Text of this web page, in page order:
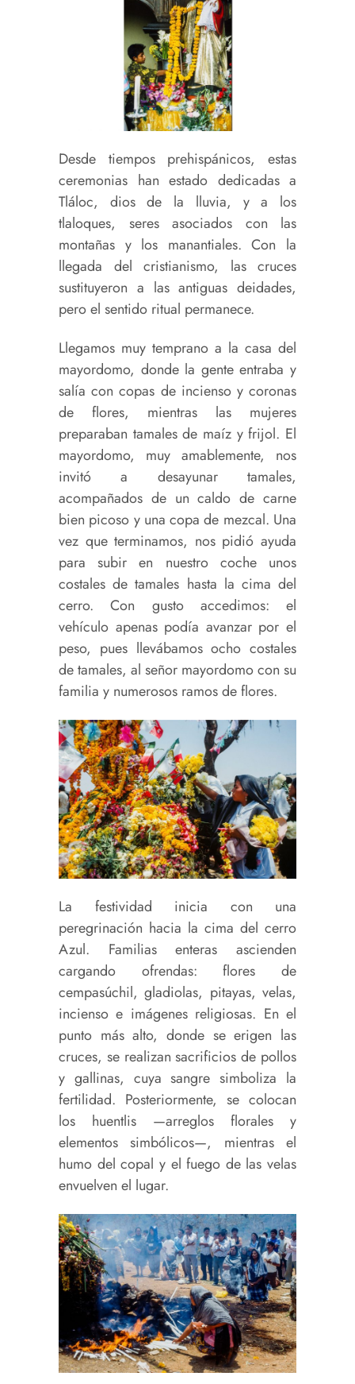
Desde tiempos prehispánicos, estas
ceremonias han estado dedicadas a
Tláloc, dios de la lluvia, y a los
tlaloques, seres asociados con las
montañas y los manantiales. Con la
llegada del cristianismo, las cruces
sustituyeron a las antiguas deidades,
pero el sentido ritual permanece.
Llegamos muy temprano a la casa del
mayordomo, donde la gente entraba y
salía con copas de incienso y coronas
de flores, mientras las mujeres
preparaban tamales de maíz y frijol. El
mayordomo, muy amablemente, nos
invitó a desayunar tamales,
acompañados de un caldo de carne
bien picoso y una copa de mezcal. Una
vez que terminamos, nos pidió ayuda
para subir en nuestro coche unos
costales de tamales hasta la cima del
cerro. Con gusto accedimos: el
vehículo apenas podía avanzar por el
peso, pues llevábamos ocho costales
de tamales, al señor mayordomo con su
familia y numerosos ramos de flores.
La festividad inicia con una
peregrinación hacia la cima del cerro
Azul. Familias enteras ascienden
cargando ofrendas: flores de
cempasúchil, gladiolas, pitayas, velas,
incienso e imágenes religiosas. En el
punto más alto, donde se erigen las
cruces, se realizan sacrificios de pollos
y gallinas, cuya sangre simboliza la
fertilidad. Posteriormente, se colocan
los huentlis —arreglos florales y
elementos simbólicos—, mientras el
humo del copal y el fuego de las velas
envuelven el lugar.